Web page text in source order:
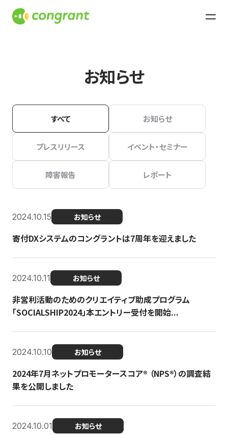
お知らせ
すべて お知らせ
プレスリリース イベント・セミナー
障害報告 レポート
2024.10.15 お知らせ
寄付DXシステムのコングラントは7周年を迎えました
2024.10.11 お知らせ
非営利活動のためのクリエイティブ助成プログラム
「SOCIALSHIP2024」本エントリー受付を開始...
2024.10.10 お知らせ
2024年7月ネットプロモータースコア®︎ （NPS®︎）の調査結
果を公開しました
2024.10.01 お知らせ